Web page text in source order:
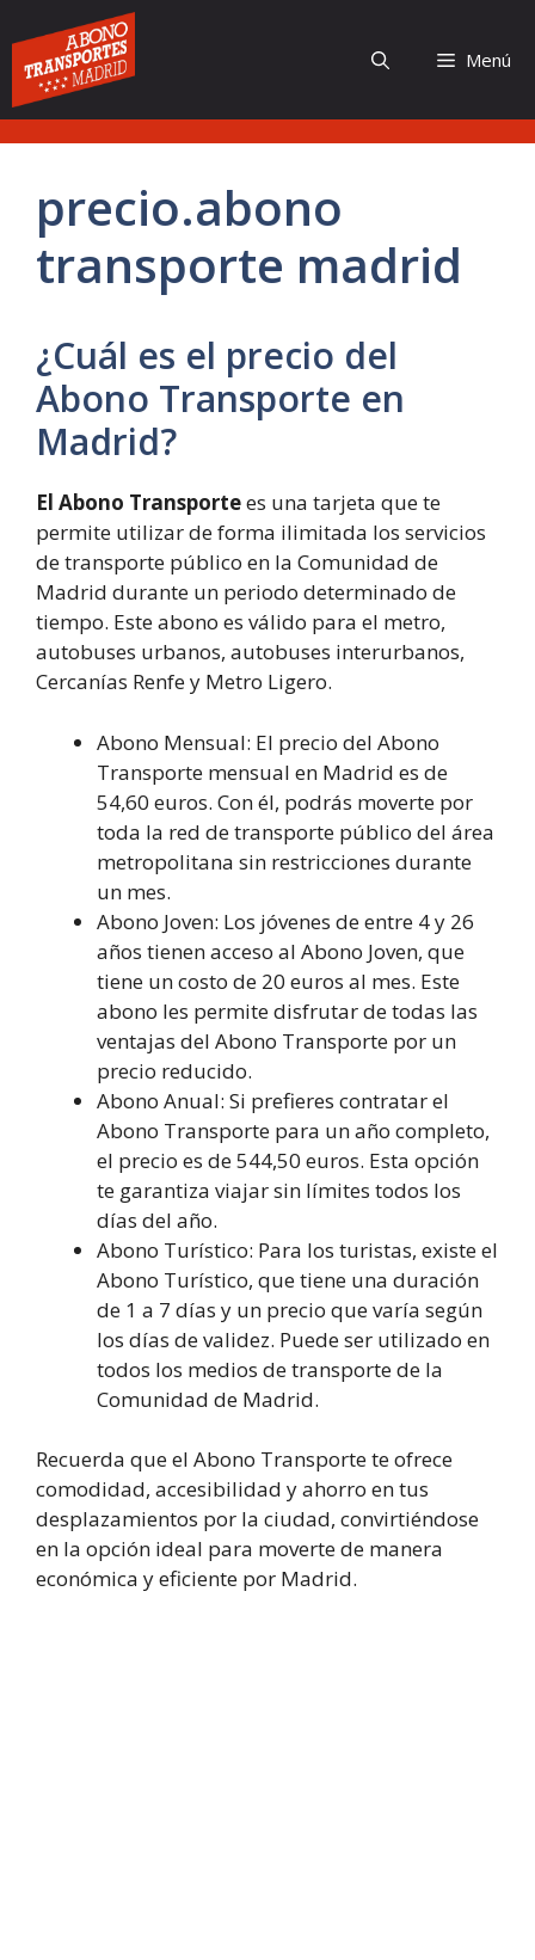
al
contenido
Menú
precio.abono
transporte madrid
¿Cuál es el precio del
Abono Transporte en
Madrid?
El Abono Transportees una tarjeta que te
permite utilizar de forma ilimitada los servicios
de transporte público en la Comunidad de
Madrid durante un periodo determinado de
tiempo. Este abono es válido para el metro,
autobuses urbanos, autobuses interurbanos,
Cercanías Renfe y Metro Ligero.
Abono Mensual: El precio del Abono
Transporte mensual en Madrid es de
54,60 euros. Con él, podrás moverte por
toda la red de transporte público del área
metropolitana sin restricciones durante
un mes.
Abono Joven: Los jóvenes de entre 4 y 26
años tienen acceso al Abono Joven, que
tiene un costo de 20 euros al mes. Este
abono les permite disfrutar de todas las
ventajas del Abono Transporte por un
precio reducido.
Abono Anual: Si prefieres contratar el
Abono Transporte para un año completo,
el precio es de 544,50 euros. Esta opción
te garantiza viajar sin límites todos los
días del año.
Abono Turístico: Para los turistas, existe el
Abono Turístico, que tiene una duración
de 1 a 7 días y un precio que varía según
los días de validez. Puede ser utilizado en
todos los medios de transporte de la
Comunidad de Madrid.
Recuerda que el Abono Transporte te ofrece
comodidad, accesibilidad y ahorro en tus
desplazamientos por la ciudad, convirtiéndose
en la opción ideal para moverte de manera
económica y eficiente por Madrid.